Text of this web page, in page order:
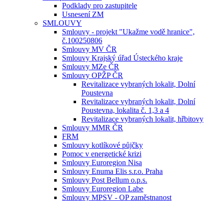
Podklady pro zastupitele
Usnesení ZM
SMLOUVY
Smlouvy - projekt "Ukažme vodě hranice",
č.100250806
Smlouvy MV ČR
Smlouvy Krajský úřad Ústeckého kraje
Smlouvy MZe ČR
Smlouvy OPŽP ČR
Revitalizace vybraných lokalit, Dolní
Poustevna
Revitalizace vybraných lokalit, Dolní
Poustevna, lokalita č. 1,3 a 4
Revitalizace vybraných lokalit, hřbitovy
Smlouvy MMR ČR
FRM
Smlouvy kotlíkové půjčky
Pomoc v energetické krizi
Smlouvy Euroregion Nisa
Smlouvy Enuma Elis s.r.o. Praha
Smlouvy Post Bellum o.p.s.
Smlouvy Euroregion Labe
Smlouvy MPSV - OP zaměstnanost